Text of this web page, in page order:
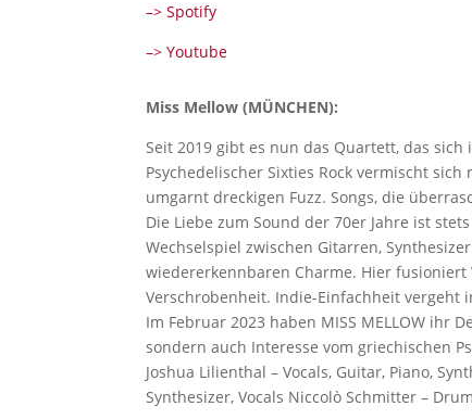
–> Spotify
–> Youtube
Miss Mellow (MÜNCHEN):
Seit 2019 gibt es nun das Quartett, das
Psychedelischer Sixties Rock vermischt
umgarnt dreckigen Fuzz. Songs, die
Die Liebe zum Sound der 70er Jahre ist
Wechselspiel zwischen Gitarren,
wiedererkennbaren Charme. Hier
Verschrobenheit. Indie-Einfachheit vergeht
Im Februar 2023 haben MISS MELLOW
sondern auch Interesse vom griechischen
Joshua Lilienthal – Vocals, Guitar, Piano,
Synthesizer, Vocals Niccolò Schmitter –